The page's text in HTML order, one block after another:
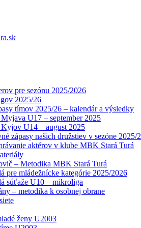
pre sezónu 2025/2026
2025/26
tímov 2025/26 – kalendár a výsledky
U17 – september 2025
U14 – august 2025
zápasy našich družstiev v sezóne 2025/
aktérov v klube MBK Stará Turá
– Metodika MBK Stará Turá
pre mládežnícke kategórie 2025/2026
súťaže U10 – mikroliga
– metodika k osobnej obrane
ženy U2003